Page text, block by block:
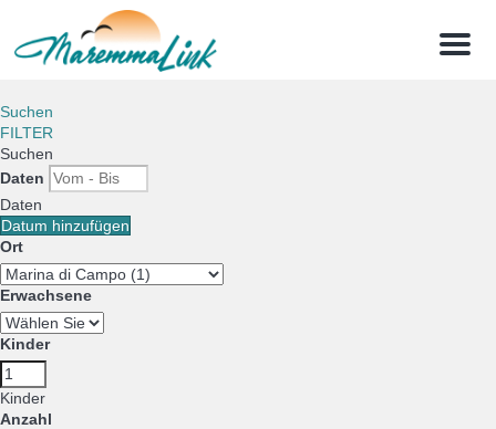
Menu
Suchen
FILTER
Suchen
Daten
Daten
Datum hinzufügen
Ort
Erwachsene
Kinder
Kinder
Anzahl